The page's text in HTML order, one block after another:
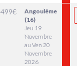
499€
Angoulême
(16)
Jeu 19
Novembre
au Ven 20
Novembre
2026